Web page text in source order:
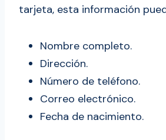
tarjeta, esta información
Nombre completo.
Dirección.
Número de teléfono.
Correo electrónico.
Fecha de nacimiento.